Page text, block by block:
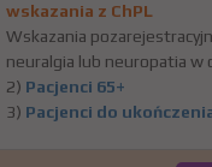
wskazania z ChPL
Wskazania
neuralgia lub neuropatia w
2) Pacjenci 65+
3) Pacjenci do